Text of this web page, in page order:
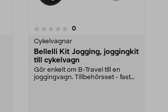
0recensioner
Cykelvagnar
Bellelli Kit Jogging, joggingkit
till cykelvagn
Gör enkelt om B-Travel till en
joggingvagn. Tillbehörsset - fast